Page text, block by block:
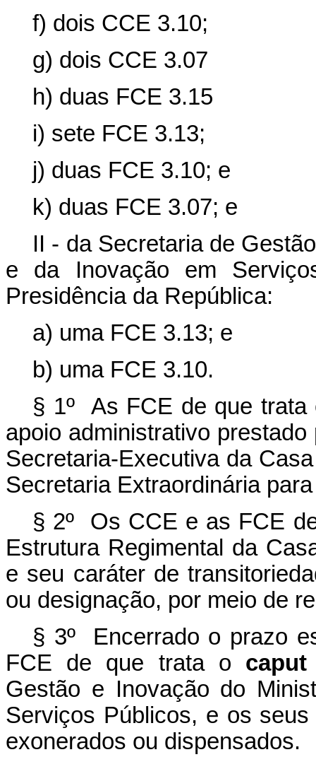
f) dois CCE 3.10;
g) dois CCE 3.07
h) duas FCE 3.15
i) sete FCE 3.13;
j) duas FCE 3.10; e
k) duas FCE 3.07; e
II - da Secretaria de
e da Inovação em
Presidência da República:
a) uma FCE 3.13; e
b) uma FCE 3.10.
§ 1º As FCE de que
apoio administrativo
Secretaria-Executiva da
Secretaria Extraordinária
§ 2º Os CCE e as FCE
Estrutura Regimental da
e seu caráter de
ou designação, por meio de
§ 3º Encerrado o prazo
FCE de que trata o
Gestão e Inovação do
Serviços Públicos, e os
exonerados ou dispensados.